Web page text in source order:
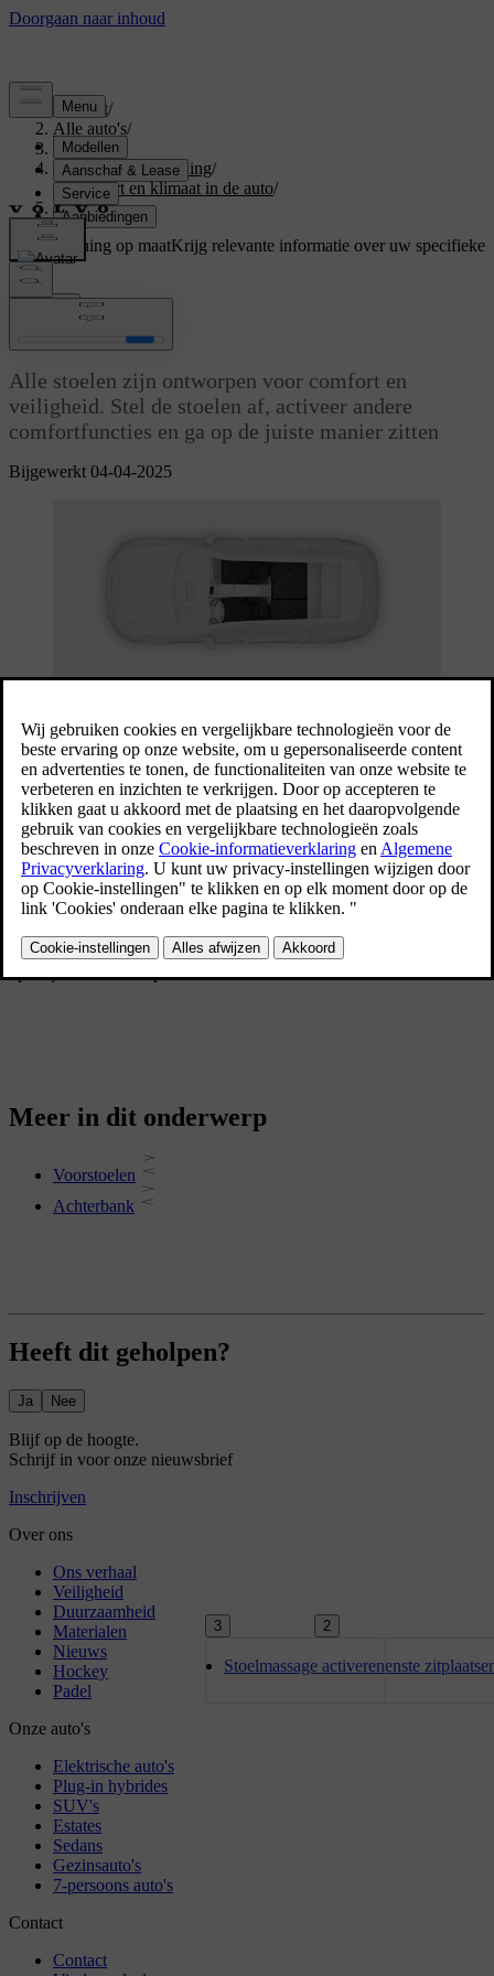
Support/
Alle auto's/
V60 2026
Gebruikershandleiding/
Comfort en klimaat in de auto/
Stoelen
Ondersteuning op maatKrijg relevante informatie over uw specifieke
auto.
Bijgewerkt 04-04-2025
Alle stoelen zijn ontworpen voor comfort en
veiligheid. Stel de stoelen af, activeer andere
comfortfuncties en ga op de juiste manier zitten
2
De buitenste
3
Stoelmassage activeren
De stoelen van de auto hebben diverse functies die comfort,
veiligheid en flexibiliteit bieden.
In dit deel van de handleiding lees je meer over de comfortfuncties
en afstellingen die met de stoelen in de auto mogelijk zijn. Dit zijn
onder meer functies als het verstellen van de positie van de stoelen
en hoe de achterbank kan worden neergeklapt voor meer
opbergruimte. Daarnaast vind je er ook belangrijke informatie over
hoe je deze functies veilig en op de juiste manier gebruikt.
De handleiding heeft een apart deel met informatie over de passieve
veiligheidsfuncties van de stoelen en dat ze alleen goed werken door
op de juiste manier op de stoelen te zitten.
Meer in dit onderwerp
Voorstoelen
Achterbank
Heeft dit geholpen?
Ja Nee